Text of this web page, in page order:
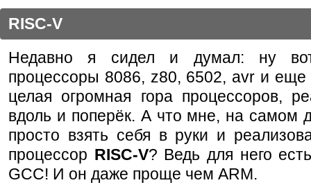
RISC-V
Недавно я сидел и думал: ну
процессоры 8086, z80, 6502, avr и еще
целая огромная гора процессоров,
вдоль и поперёк. А что мне, на самом
просто взять себя в руки и
процессор RISC-V? Ведь для него
GCC! И он даже проще чем ARM.